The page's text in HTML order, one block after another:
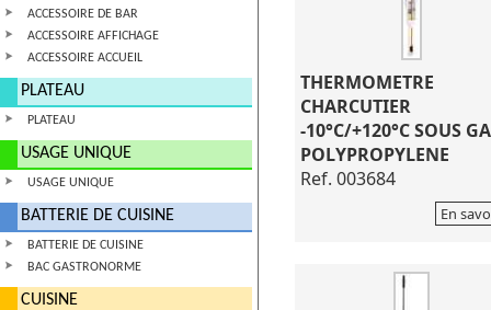
ACCESSOIRE DE BAR
ACCESSOIRE AFFICHAGE
ACCESSOIRE ACCUEIL
PLATEAU
PLATEAU
USAGE UNIQUE
USAGE UNIQUE
BATTERIE DE CUISINE
BATTERIE DE CUISINE
BAC GASTRONORME
CUISINE
THERMOMETRE
CHARCUTIER
-10°C/+120°C SOUS
POLYPROPYLENE
Ref. 003684
En